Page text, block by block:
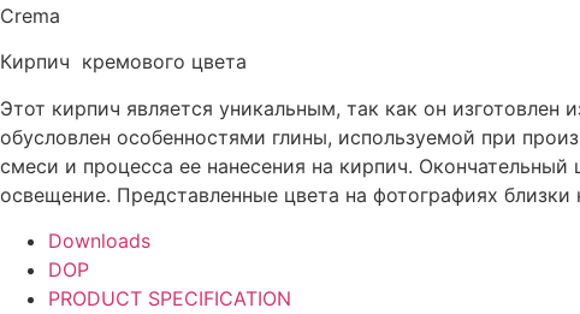
Crema
Кирпич кремового цвета
Этот кирпич является уникальным, так как он
обусловлен особенностями глины, используемой при
смеси и процесса ее нанесения на кирпич.
освещение. Представленные цвета на фотографиях
Downloads
DOP
PRODUCT SPECIFICATION